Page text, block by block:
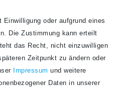
gelesen habe. Meine
Einwilligung oder aufgrund eines
Die Zustimmung kann erteilt
das Recht, nicht einzuwilligen
Zeitpunkt zu ändern oder
Impressum und weitere
Daten in unserer